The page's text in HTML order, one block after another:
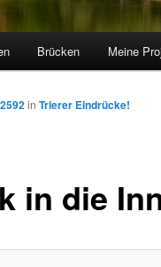
Brücken Meine
in die
in Trierer Eindrücke!